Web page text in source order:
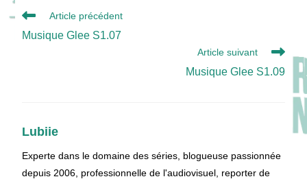
Read
articles
Article précédent
Musique Glee S1.07
Article suivant
Musique Glee S1.09
Lubiie
Experte dans le domaine des séries, blogueuse passionnée
depuis 2006, professionnelle de l'audiovisuel, reporter de